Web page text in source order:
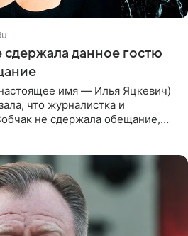
сдержала данное гостю
имя — Илья Яцкевич)
что журналистка и
не сдержала обещание,